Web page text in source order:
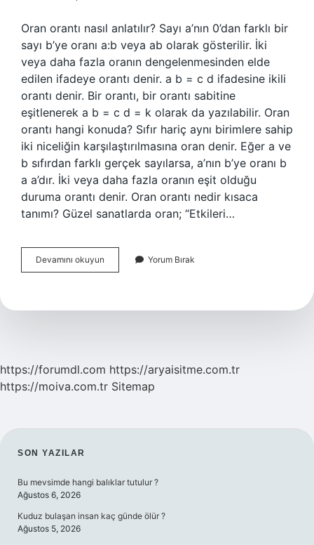
Oran orantı nasıl anlatılır? Sayı a’nın 0’dan farklı bir
sayı b’ye oranı a:b veya ab olarak gösterilir. İki
veya daha fazla oranın dengelenmesinden elde
edilen ifadeye orantı denir. a b = c d ifadesine ikili
orantı denir. Bir orantı, bir orantı sabitine
eşitlenerek a b = c d = k olarak da yazılabilir. Oran
orantı hangi konuda? Sıfır hariç aynı birimlere sahip
iki niceliğin karşılaştırılmasına oran denir. Eğer a ve
b sıfırdan farklı gerçek sayılarsa, a’nın b’ye oranı b
a a’dır. İki veya daha fazla oranın eşit olduğu
duruma orantı denir. Oran orantı nedir kısaca
tanımı? Güzel sanatlarda oran; “Etkileri…
Devamını okuyun
Orantı
Yorum Bırak
https://forumdl.com https://aryaisitme.com.tr
https://moiva.com.tr Sitemap
SIDEBAR
SON YAZILAR
Bu mevsimde hangi balıklar tutulur ?
Ağustos 6, 2026
Kuduz bulaşan insan kaç günde ölür ?
Ağustos 5, 2026